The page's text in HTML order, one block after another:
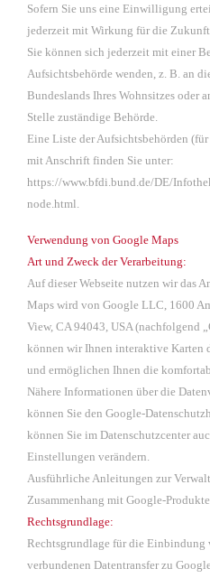
Sofern Sie uns eine Einwilligung
jederzeit mit Wirkung für die Zukunft
Sie können sich jederzeit mit einer
Aufsichtsbehörde wenden, z. B. an
Bundeslands Ihres Wohnsitzes oder
Stelle zuständige Behörde.
Eine Liste der Aufsichtsbehörden
mit Anschrift finden Sie unter:
https://www.bfdi.bund.de/DE/
node.html
Verwendung von Google Maps
Art und Zweck der Verarbeitung:
Auf dieser Webseite nutzen wir das
Maps wird von Google LLC, 1600
View, CA 94043, USA (nachfolgend
können wir Ihnen interaktive Karten
und ermöglichen Ihnen die
Nähere Informationen über die
können Sie den Google-
können Sie im Datenschutzcenter
Einstellungen verändern.
Ausführliche Anleitungen zur
Zusammenhang mit Google-
Rechtsgrundlage:
Rechtsgrundlage für die Einbindung
verbundenen Datentransfer zu